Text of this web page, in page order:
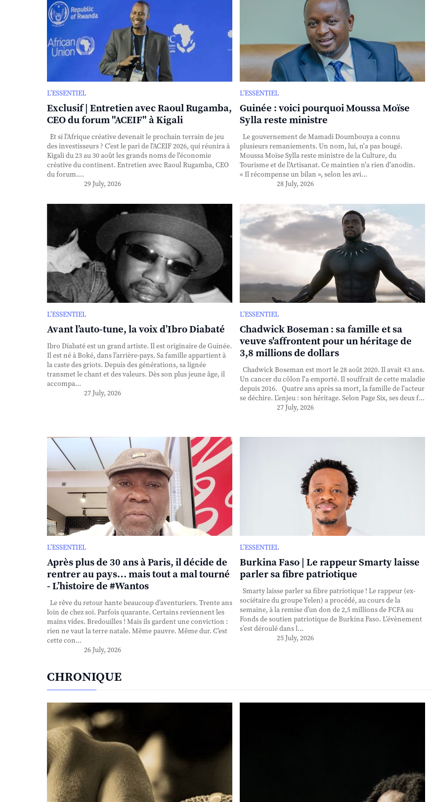
L’ESSENTIEL
Exclusif | Entretien avec Raoul Rugamba,
CEO du forum "ACEIF" à Kigali
Et si l'Afrique créative devenait le prochain terrain de jeu
des investisseurs ? C'est le pari de l'ACEIF 2026, qui réunira à
Kigali du 23 au 30 août les grands noms de l'économie
créative du continent. Entretien avec Raoul Rugamba, CEO
du forum....
29 July, 2026
L’ESSENTIEL
Guinée : voici pourquoi Moussa Moïse
Sylla reste ministre
Le gouvernement de Mamadi Doumbouya a connu
plusieurs remaniements. Un nom, lui, n'a pas bougé.
Moussa Moïse Sylla reste ministre de la Culture, du
Tourisme et de l'Artisanat. Ce maintien n'a rien d'anodin.
« Il récompense un bilan », selon les avi...
28 July, 2026
L’ESSENTIEL
Avant l’auto-tune, la voix d’Ibro Diabaté
Ibro Diabaté est un grand artiste. Il est originaire de Guinée.
Il est né à Boké, dans l’arrière-pays. Sa famille appartient à
la caste des griots. Depuis des générations, sa lignée
transmet le chant et des valeurs. Dès son plus jeune âge, il
accompa...
27 July, 2026
L’ESSENTIEL
Chadwick Boseman : sa famille et sa
veuve s'affrontent pour un héritage de
3,8 millions de dollars
Chadwick Boseman est mort le 28 août 2020. Il avait 43 ans.
Un cancer du côlon l'a emporté. Il souffrait de cette maladie
depuis 2016. Quatre ans après sa mort, la famille de l'acteur
se déchire. L'enjeu : son héritage. Selon Page Six, ses deux f...
27 July, 2026
L’ESSENTIEL
Après plus de 30 ans à Paris, il décide de
rentrer au pays… mais tout a mal tourné
- L’histoire de #Wantos
Le rêve du retour hante beaucoup d’aventuriers. Trente ans
loin de chez soi. Parfois quarante. Certains reviennent les
mains vides. Bredouilles ! Mais ils gardent une conviction :
rien ne vaut la terre natale. Même pauvre. Même dur. C’est
cette con...
26 July, 2026
L’ESSENTIEL
Burkina Faso | Le rappeur Smarty laisse
parler sa fibre patriotique
Smarty laisse parler sa fibre patriotique ! Le rappeur (ex-
sociétaire du groupe Yelen) a procédé, au cours de la
semaine, à la remise d’un don de 2,5 millions de FCFA au
Fonds de soutien patriotique de Burkina Faso. L’évènement
s’est déroulé dans l...
25 July, 2026
CHRONIQUE